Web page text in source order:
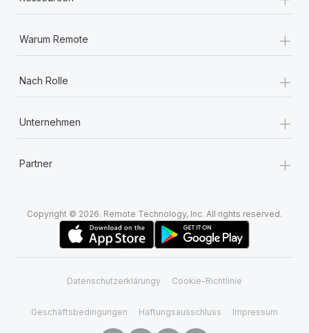
Warum Remote +
Nach Rolle +
Unternehmen +
Partner +
Copyright © 2026. Remote Technology, Inc. All rights reserved.
Datenschutzerklärungy Cookie-Richtlinie
Geschäftsbedingungen Haftungsausschluss Impressum